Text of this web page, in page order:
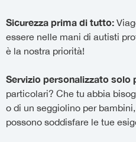
Sicurezza prima di tutto:
essere nelle mani di autisti
è la nostra priorità!
Servizio personalizzato solo
particolari? Che tu abbia
o di un seggiolino per
possono soddisfare le tue